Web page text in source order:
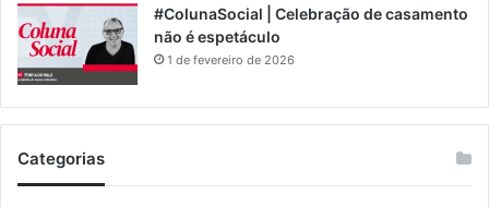
#ColunaSocial | Celebração de casamento
não é espetáculo
1 de fevereiro de 2026
Categorias